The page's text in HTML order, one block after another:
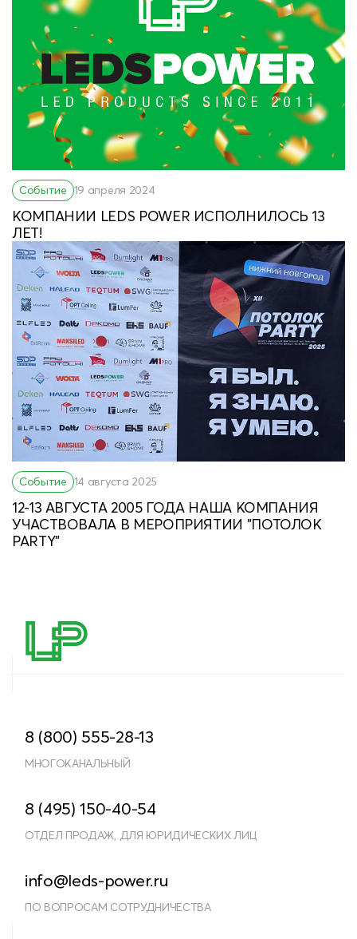
Событие 19 апреля 2024
КОМПАНИИ LEDS POWER ИСПОЛНИЛОСЬ 13
ЛЕТ!
Событие 14 августа 2025
12-13 АВГУСТА 2005 ГОДА НАША КОМПАНИЯ
УЧАСТВОВАЛА В МЕРОПРИЯТИИ "ПОТОЛОК
PARTY"
8 (800) 555-28-13
МНОГОКАНАЛЬНЫЙ
8 (495) 150-40-54
ОТДЕЛ ПРОДАЖ, ДЛЯ ЮРИДИЧЕСКИХ ЛИЦ
info@leds-power.ru
ПО ВОПРОСАМ СОТРУДНИЧЕСТВА